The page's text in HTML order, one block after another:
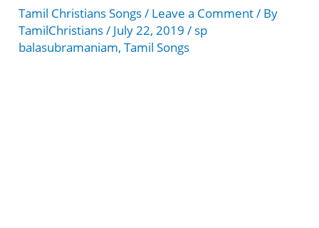
Tamil Christians Songs/ Leave a Comment/ By
TamilChristians/ July 22, 2019/ sp
balasubramaniam,Tamil Songs